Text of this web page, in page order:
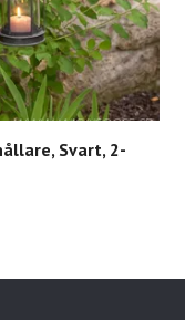
Svart, 2-